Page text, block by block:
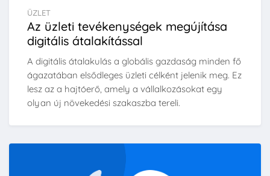
ÜZLET
Az üzleti tevékenységek megújítása
digitális átalakítással
A digitális átalakulás a globális gazdaság minden fő
ágazatában elsődleges üzleti célként jelenik meg. Ez
lesz az a hajtóerő, amely a vállalkozásokat egy
olyan új növekedési szakaszba tereli.